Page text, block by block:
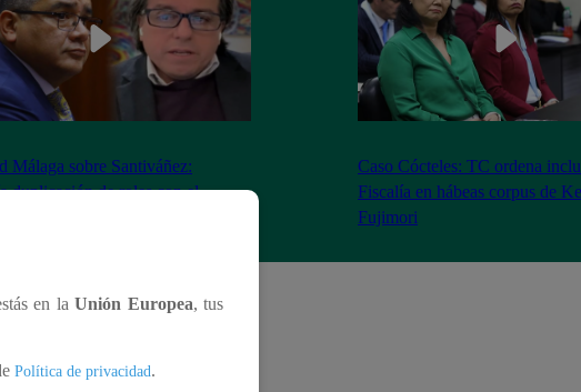
Málaga sobre Santiváñez:
duplicación de roles con el
Caso Cócteles: TC ordena
Fiscalía en hábeas corpus de
Fujimori
en laUnión Europea, tus
Política de privacidad.